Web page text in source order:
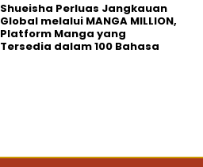
Shueisha Perluas Jangkauan
Global melalui MANGA MILLION,
Platform Manga yang
Tersedia dalam 100 Bahasa